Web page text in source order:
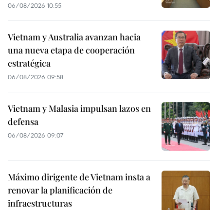
06/08/2026 10:55
Vietnam y Australia avanzan hacia
una nueva etapa de cooperación
estratégica
06/08/2026 09:58
Vietnam y Malasia impulsan lazos en
defensa
06/08/2026 09:07
Máximo dirigente de Vietnam insta a
renovar la planificación de
infraestructuras